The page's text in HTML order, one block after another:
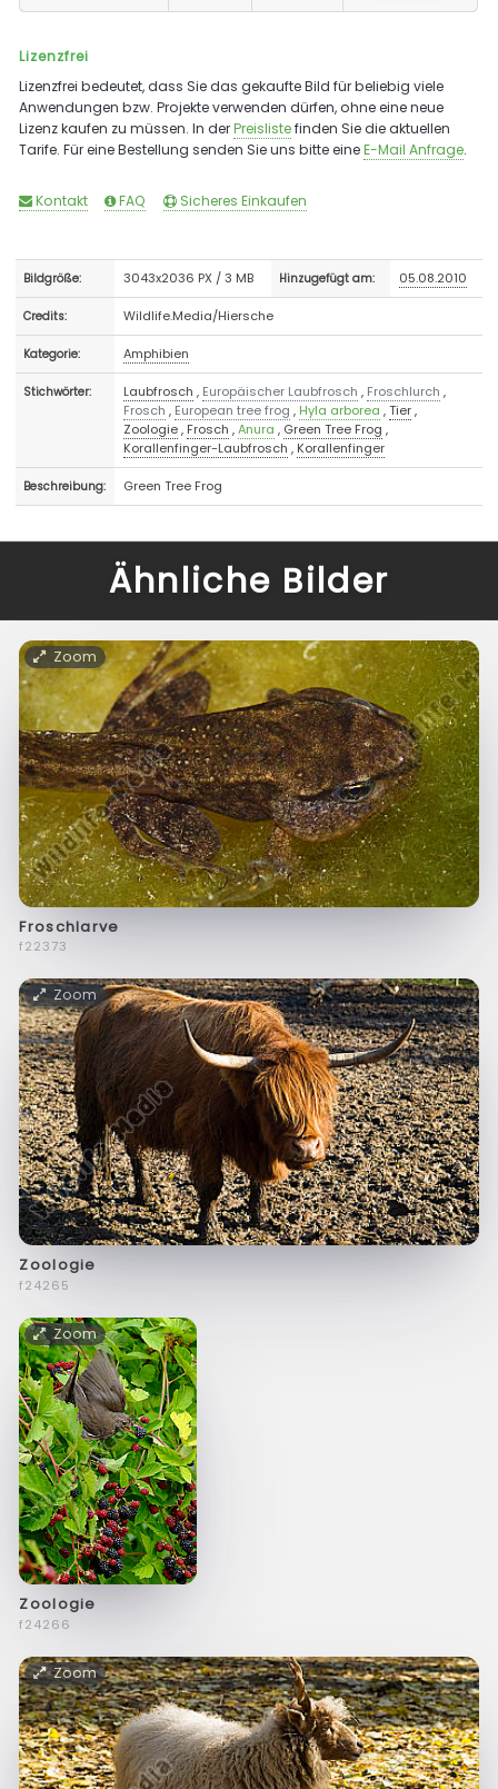
Lizenzfrei
Lizenzfrei bedeutet, dass Sie das gekaufte Bild für beliebig viele
Anwendungen bzw. Projekte verwenden dürfen, ohne eine neue
Lizenz kaufen zu müssen. In derPreislistefinden Sie die aktuellen
Tarife. Für eine Bestellung senden Sie uns bitte eineE-Mail Anfrage.
Kontakt FAQ Sicheres Einkaufen
Bildgröße: 3043x2036 PX / 3 MB Hinzugefügt am: 05.08.2010
Credits: Wildlife.Media/Hiersche
Kategorie: Amphibien
Stichwörter: Laubfrosch , Europäischer Laubfrosch , Froschlurch ,
Frosch , European tree frog , Hyla arborea ,Tier,
Zoologie, Frosch ,Anura , Green Tree Frog ,
Korallenfinger-Laubfrosch , Korallenfinger
Beschreibung: Green Tree Frog
Ähnliche Bilder
Zoom
Froschlarve
f22373
Zoom
Zoologie
f24265
Zoom
Zoologie
f24266
Zoom